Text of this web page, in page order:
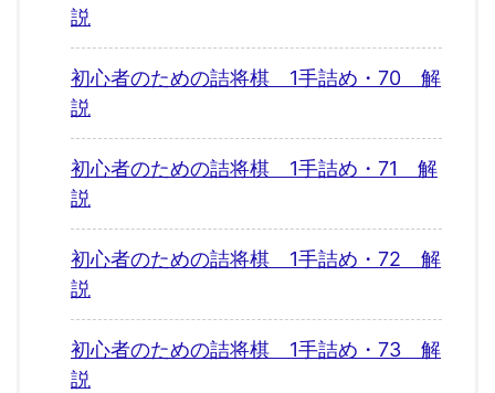
説
初心者のための詰将棋 1手詰め・70 解
説
初心者のための詰将棋 1手詰め・71 解
説
初心者のための詰将棋 1手詰め・72 解
説
初心者のための詰将棋 1手詰め・73 解
説